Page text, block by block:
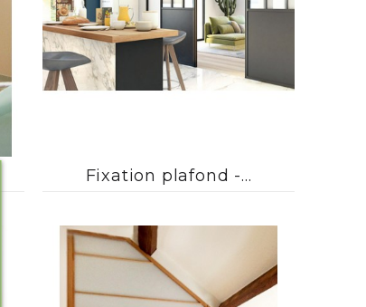
 
Fixation plafond -...